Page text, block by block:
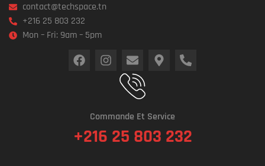
contact@techspace.tn
+216 25 803 232
Mon – Fri: 9am – 5pm
Commande Et Service
+216 25 803 232